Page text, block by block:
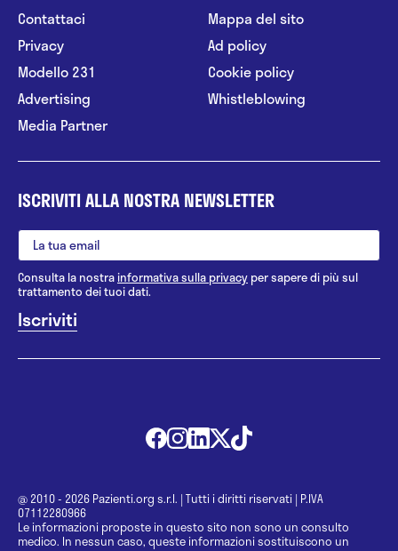
Contattaci
Privacy
Modello 231
Advertising
Media Partner
Mappa del sito
Ad policy
Cookie policy
Whistleblowing
ISCRIVITI ALLA NOSTRA NEWSLETTER
Consulta la nostrainformativa sulla privacy per sapere di più sul
trattamento dei tuoi dati.
@ 2010 - 2026 Pazienti.org s.r.l. | Tutti i diritti riservati | P.IVA
07112280966
Le informazioni proposte in questo sito non sono un consulto
medico. In nessun caso, queste informazioni sostituiscono un